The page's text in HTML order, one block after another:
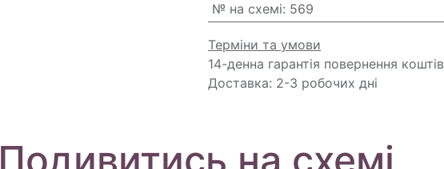
№ на схемі: 569
Терміни та умови
14-денна гарантія повернення коштів
Доставка: 2-3 робочих дні